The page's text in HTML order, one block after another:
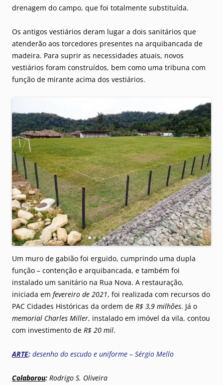
drenagem do campo, que foi totalmente substituída.
Os antigos vestiários deram lugar a dois sanitários que
atenderão aos torcedores presentes na arquibancada de
madeira. Para suprir as necessidades atuais, novos
vestiários foram construídos, bem como uma tribuna com
função de mirante acima dos vestiários.
Um muro de gabião foi erguido, cumprindo uma dupla
função – contenção e arquibancada, e também foi
instalado um sanitário na Rua Nova. A restauração,
iniciada em fevereiro de 2021, foi realizada com recursos do
PAC Cidades Históricas da ordem de R$ 3,9 milhões. Já o
memorial Charles Miller, instalado em imóvel da vila, contou
com investimento de R$ 20 mil.
ARTE: desenho do escudo e uniforme – Sérgio Mello
Colaborou: Rodrigo S. Oliveira